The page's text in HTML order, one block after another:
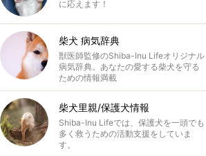
に応えます！
柴犬 病気辞典
獣医師監修のShiba-Inu Lifeオリジナル
病気辞典。あなたの愛する柴犬を守る
ための情報満載
柴犬里親/保護犬情報
Shiba-Inu Lifeでは、保護犬を一頭でも
多く救うための活動支援をしていま
す。